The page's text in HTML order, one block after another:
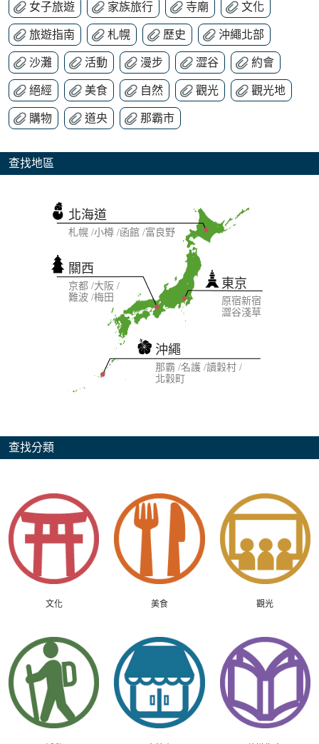
女子旅遊 家族旅行 寺廟 文化
旅遊指南 札幌 歷史 沖繩北部
沙灘 活動 漫步 澀谷 約會
絕經 美食 自然 觀光 觀光地
購物 道央 那霸市
查找地區
東京
原宿新宿
澀谷淺草
關西
京都 大阪
難波 梅田
沖繩
那霸 名護 讀穀村
北穀町
北海道
札幌 小樽 函館 富良野
查找分類
文化 美食 觀光